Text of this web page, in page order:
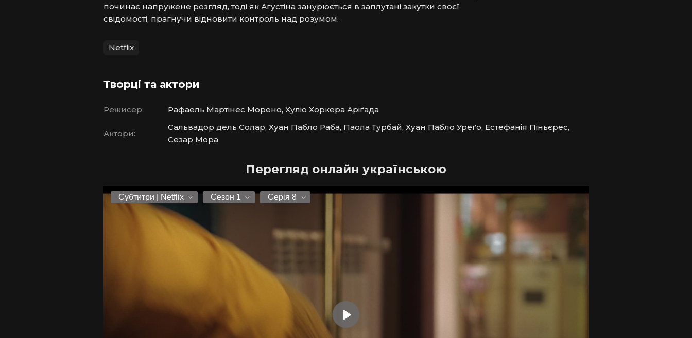
починає напружене розгляд, тоді як Агустіна занурюється в заплутані закутки своєї
свідомості, прагнучи відновити контроль над розумом.
Netflix
Творці та актори
Режисер: Рафаель Мартінес Морено, Хуліо Хоркера Аріґада
Актори:
Сальвадор дель Солар, Хуан Пабло Раба, Паола Турбай, Хуан Пабло Уреґо, Естефанія Піньєрес,
Сезар Мора
Перегляд онлайн українською